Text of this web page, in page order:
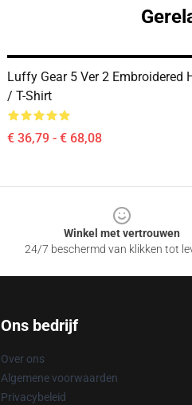
Luffy Gear 5 Ver 2 Embroidered
/ T-Shirt
€ 36,79 - € 68,08
Winkel met vertrouwen
24/7 beschermd van klikken tot
Ons bedrijf
Over ons
Algemene voorwaarden
Privacybeleid